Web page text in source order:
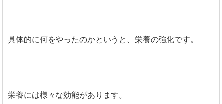
具体的に何をやったのかというと、栄養の強化です。
栄養には様々な効能があります。